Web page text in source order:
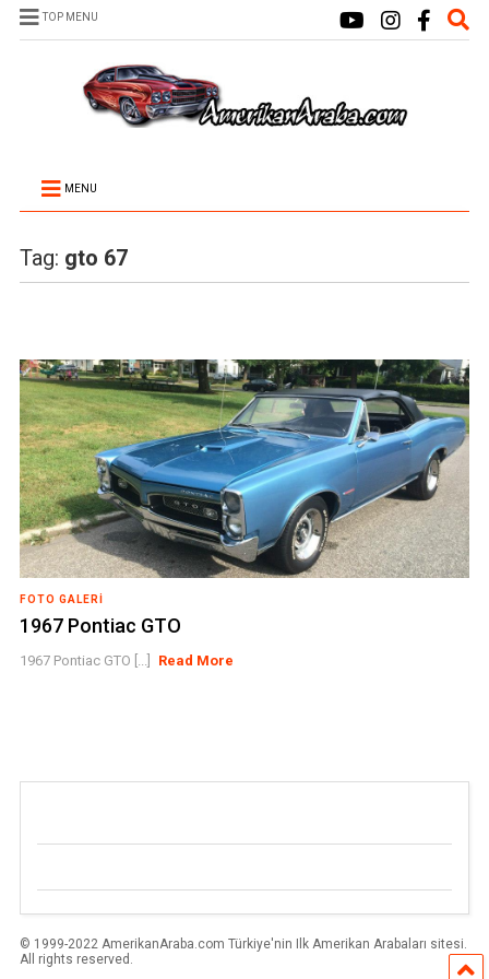
TOP MENU
MENU
Tag: gto 67
FOTO GALERI
1967 Pontiac GTO
1967 Pontiac GTO [...] Read More
© 1999-2022 AmerikanAraba.com Türkiye'nin Ilk Amerikan Arabaları sitesi.
All rights reserved.